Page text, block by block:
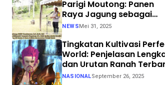
Parigi Moutong: Panen
Raya Jagung sebagai
Langkah Nyata Menuju
NEWS Mei 31, 2025
Tingkatan Kultivasi
World: Penjelasan
dan Urutan Ranah
NASIONALSeptember 26, 2025